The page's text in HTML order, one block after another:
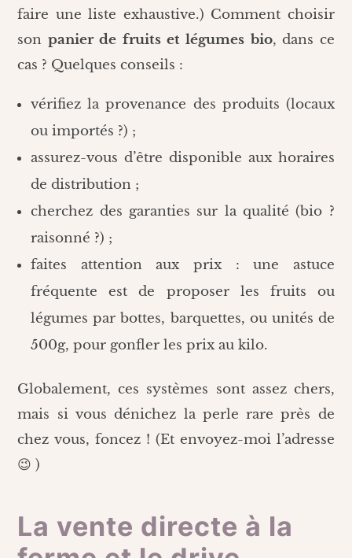
faire une liste exhaustive.) Comment choisir
son panier de fruits et légumes bio, dans ce
cas ? Quelques conseils :
vérifiez la provenance des produits (locaux
ou importés ?) ;
assurez-vous d’être disponible aux horaires
de distribution ;
cherchez des garanties sur la qualité (bio ?
raisonné ?) ;
faites attention aux prix : une astuce
fréquente est de proposer les fruits ou
légumes par bottes, barquettes, ou unités de
500g, pour gonfler les prix au kilo.
Globalement, ces systèmes sont assez chers,
mais si vous dénichez la perle rare près de
chez vous, foncez ! (Et envoyez-moi l’adresse
😉 )
La vente directe à la